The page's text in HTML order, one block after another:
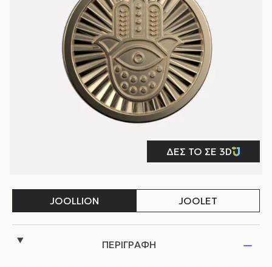
ΠΕΡΙΓΡΑΦΗ